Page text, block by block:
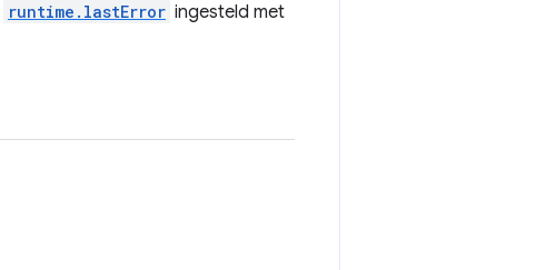
runtime.lastError ingesteld met